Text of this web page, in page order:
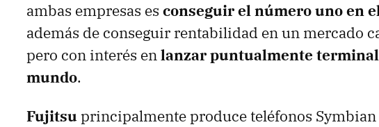
ambas empresas es conseguir el número uno en
además de conseguir rentabilidad en un mercado
pero con interés enlanzar puntualmente
mundo.
Fujitsu principalmente produce teléfonos